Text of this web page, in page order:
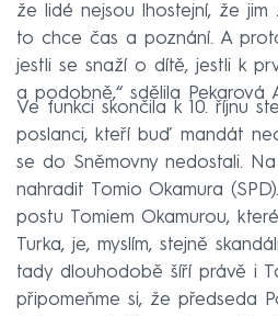
že lidé nejsou lhostejní, že jim
to chce čas a poznání. A
jestli se snaží o dítě, jestli k
a podobně,“ sdělila Pekarová
Ve funkci skončila k 10. říjnu
poslanci, kteří buď mandát
se do Sněmovny nedostali.
nahradit Tomio Okamura
postu Tomiem Okamurou,
Turka, je, myslím, stejně
tady dlouhodobě šíří právě i
připomeňme si, že předseda